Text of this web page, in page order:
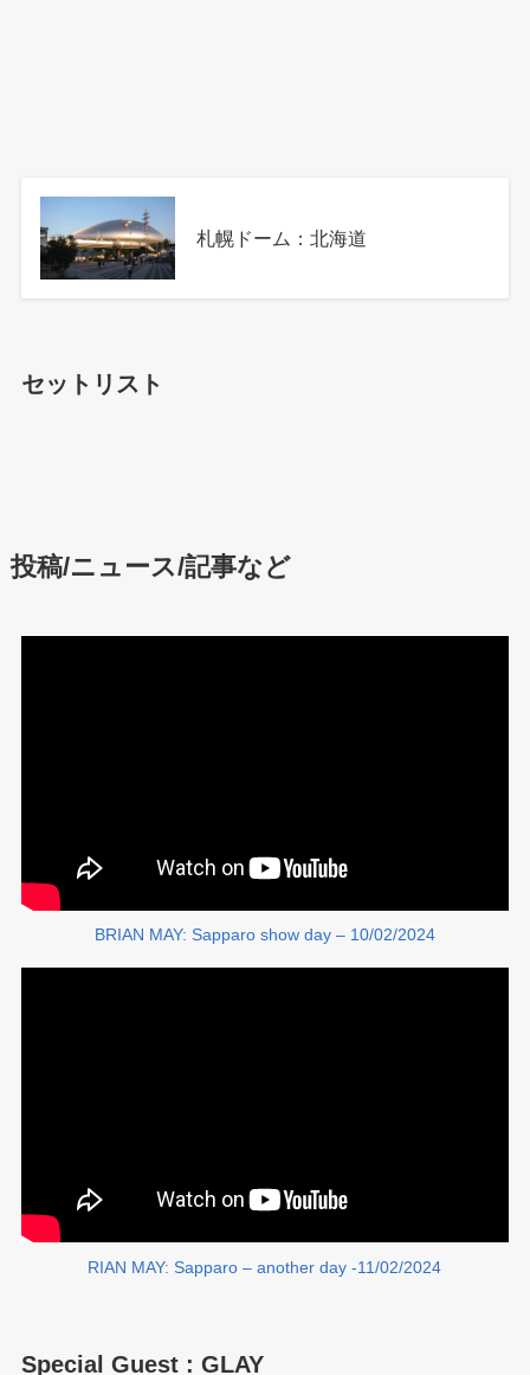
札幌ドーム：北海道
セットリスト
投稿/ニュース/記事など
BRIAN MAY: Sapparo show day – 10/02/2024
RIAN MAY: Sapparo – another day -11/02/2024
Special Guest : GLAY